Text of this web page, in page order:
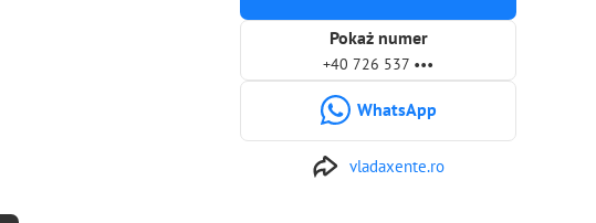
Pokaż numer
+40 726 537 •••
WhatsApp
vladaxente.ro